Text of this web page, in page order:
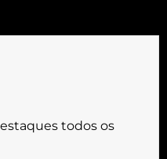
todos os